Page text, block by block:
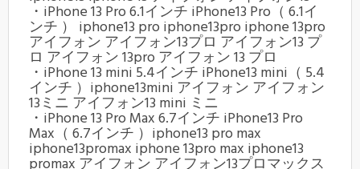
・iPhone 13 Pro 6.1インチ iPhone13 Pro（ 6.1イ
ンチ ） iphone13 pro iphone13pro iphone 13pro
アイフォン アイフォン13プロ アイフォン13 プ
ロ アイフォン 13pro アイフォン 13 プロ
・iPhone 13 mini 5.4インチ iPhone13 mini（ 5.4
インチ ）iphone13mini アイフォン アイフォン
13ミニ アイフォン13 mini ミニ
・iPhone 13 Pro Max 6.7インチ iPhone13 Pro
Max（ 6.7インチ ）iphone13 pro max
iphone13promax iphone 13pro max iphone13